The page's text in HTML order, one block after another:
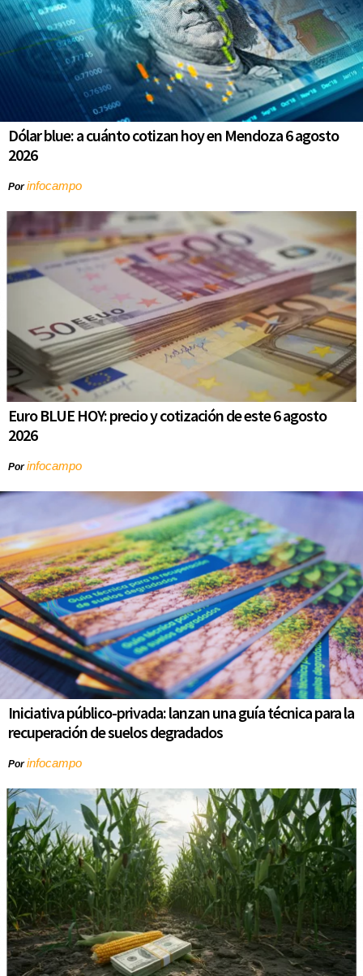
Dólar blue: a cuánto cotizan hoy en Mendoza 6 agosto
2026
Porinfocampo
Euro BLUE HOY: precio y cotización de este 6 agosto
2026
Porinfocampo
Iniciativa público-privada: lanzan una guía técnica para la
recuperación de suelos degradados
Porinfocampo